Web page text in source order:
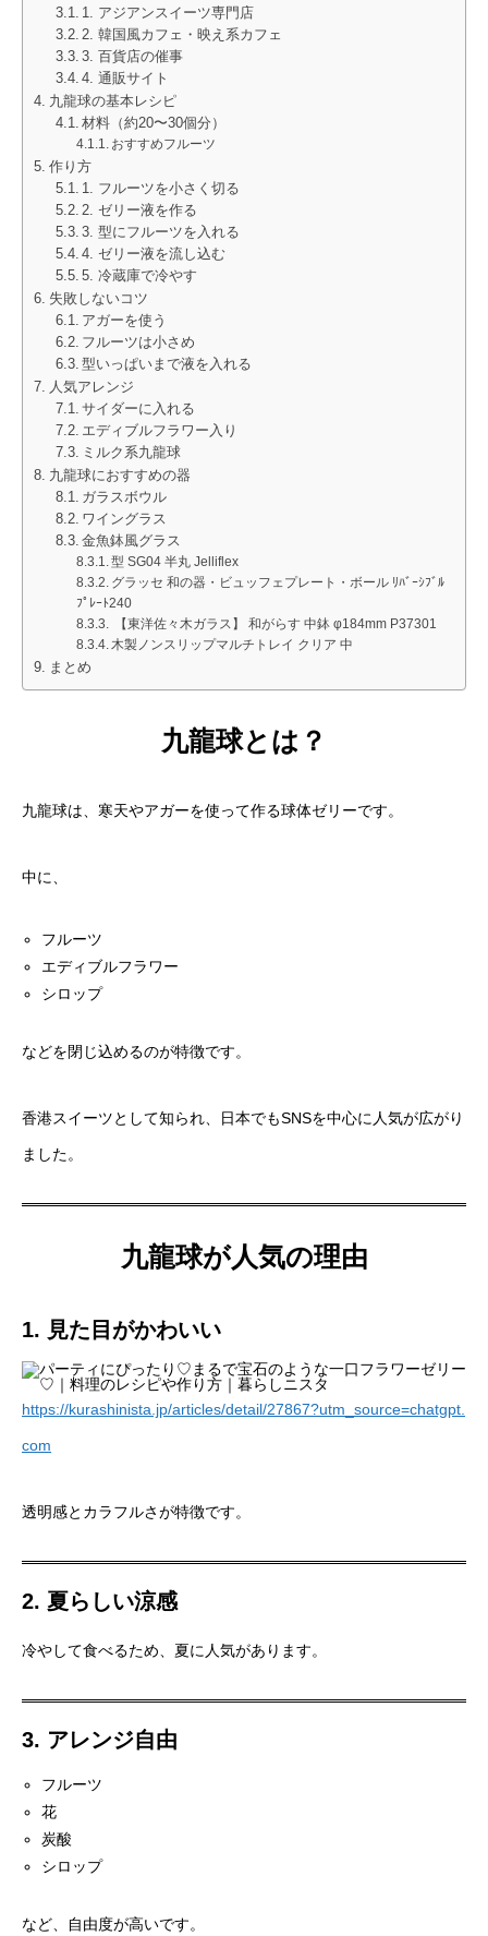
1. アジアンスイーツ専門店
2. 韓国風カフェ・映え系カフェ
3. 百貨店の催事
4. 通販サイト
九龍球の基本レシピ
材料（約20〜30個分）
おすすめフルーツ
作り方
1. フルーツを小さく切る
2. ゼリー液を作る
3. 型にフルーツを入れる
4. ゼリー液を流し込む
5. 冷蔵庫で冷やす
失敗しないコツ
アガーを使う
フルーツは小さめ
型いっぱいまで液を入れる
人気アレンジ
サイダーに入れる
エディブルフラワー入り
ミルク系九龍球
九龍球におすすめの器
ガラスボウル
ワイングラス
金魚鉢風グラス
型 SG04 半丸 Jelliflex
グラッセ 和の器・ビュッフェプレート・ボール ﾘﾊﾞｰｼﾌﾞﾙ
ﾌﾟﾚｰﾄ240
【東洋佐々木ガラス】 和がらす 中鉢 φ184mm P37301
木製ノンスリップマルチトレイ クリア 中
まとめ
九龍球とは？
九龍球は、寒天やアガーを使って作る球体ゼリーです。
中に、
フルーツ
エディブルフラワー
シロップ
などを閉じ込めるのが特徴です。
香港スイーツとして知られ、日本でもSNSを中心に人気が広がり
ました。
九龍球が人気の理由
1. 見た目がかわいい
https://kurashinista.jp/articles/detail/27867?utm_source=chatgpt.
com
透明感とカラフルさが特徴です。
2. 夏らしい涼感
冷やして食べるため、夏に人気があります。
3. アレンジ自由
フルーツ
花
炭酸
シロップ
など、自由度が高いです。